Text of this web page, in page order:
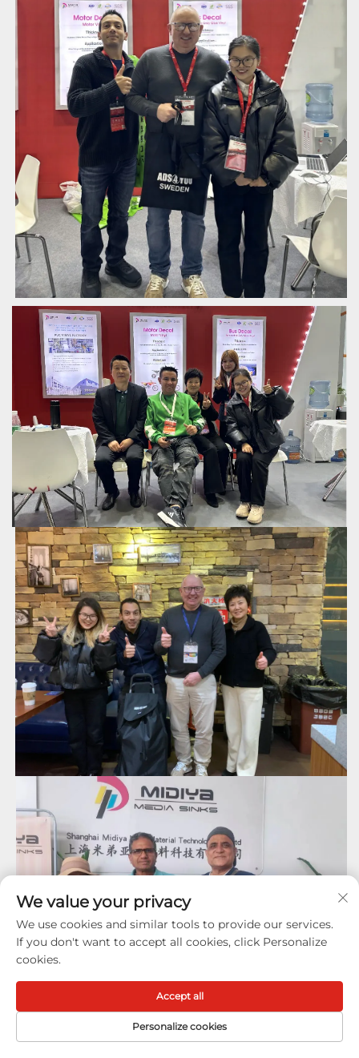
We value your privacy
We use cookies and similar tools to provide our services.
If you don't want to accept all cookies, click Personalize
cookies.
Personalize cookies
Accept all